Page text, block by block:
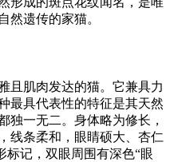
然遗传的家猫。
且肌肉发达的猫。它兼具力
最具代表性的特征是其天然
独一无二。身体略为修长，
线条柔和，眼睛硕大、杏仁
标记，双眼周围有深色“眼